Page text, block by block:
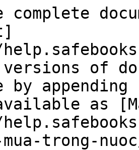
complete
versions of
by
as
mua-trong-